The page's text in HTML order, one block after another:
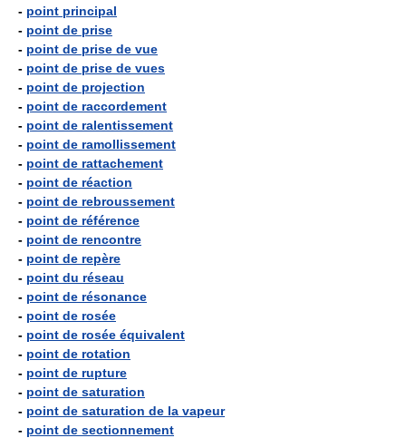
- point principal
- point de prise
- point de prise de vue
- point de prise de vues
- point de projection
- point de raccordement
- point de ralentissement
- point de ramollissement
- point de rattachement
- point de réaction
- point de rebroussement
- point de référence
- point de rencontre
- point de repère
- point du réseau
- point de résonance
- point de rosée
- point de rosée équivalent
- point de rotation
- point de rupture
- point de saturation
- point de saturation de la vapeur
- point de sectionnement